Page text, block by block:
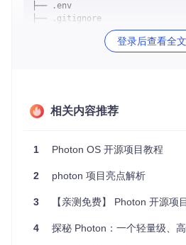
├── .env
├── .gitignore
├── package.json
Script 文件。
config/: 存放项目的配置文件。
models/: 存放数据模型文件，定
routes/: 存放路由文件，定义
views/: 存放视图文件，用于渲染
.gitignore: Git 忽略文件列表。
登录后查看全文
相关内容推荐
1 Photon OS 开源项目教程
2 photon 项目亮点解析
3 【亲测免费】 Photon 开源项
4 探秘 Photon：一个轻量级、高